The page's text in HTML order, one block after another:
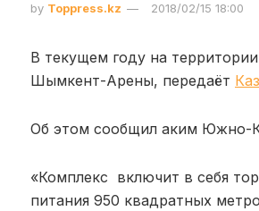
by Toppress.kz 2018/02/15 18:00
В текущем году на
Шымкент-Арены, передаёт
Об этом сообщил аким Южно-
«Комплекс включит в себя
питания 950 квадратных